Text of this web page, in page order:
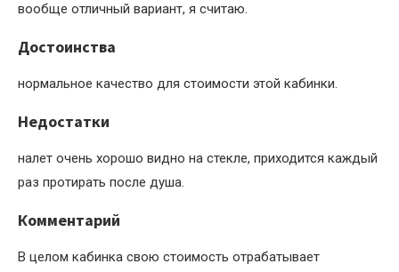
вообще отличный вариант, я считаю.
Достоинства
нормальное качество для стоимости этой кабинки.
Недостатки
налет очень хорошо видно на стекле, приходится каждый
раз протирать после душа.
Комментарий
В целом кабинка свою стоимость отрабатывает